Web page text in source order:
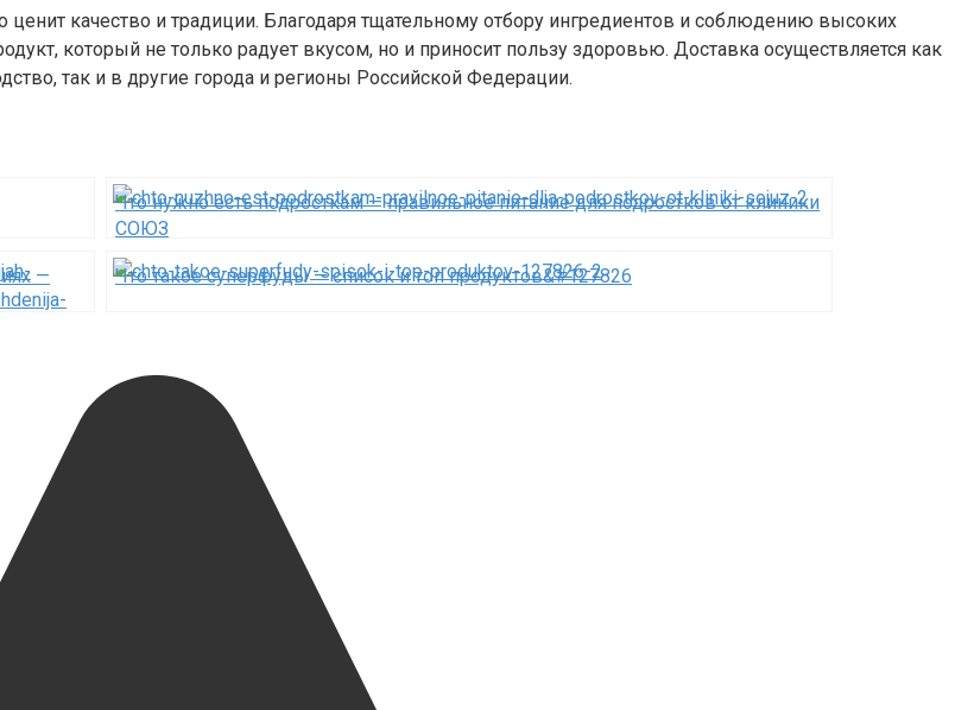
качество и традиции. Благодаря тщательному отбору ингредиентов и соблюдению высоких
который не только радует вкусом, но и приносит пользу здоровью. Доставка осуществляется как
так и в другие города и регионы Российской Федерации.
Что нужно есть подросткам — правильное питание для подростков от клиники
СОЮЗ
—
Что такое суперфуды — список и топ продуктов&#127826